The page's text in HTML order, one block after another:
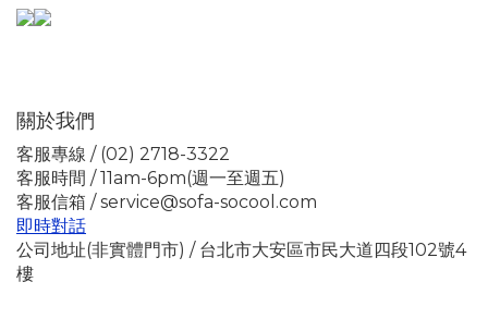
關於我們
客服專線 / (02) 2718-3322
客服時間 / 11am-6pm(週一至週五)
客服信箱 / service@sofa-socool.com
即時對話
公司地址(非實體門市) / 台北市大安區市民大道四段102號4
樓